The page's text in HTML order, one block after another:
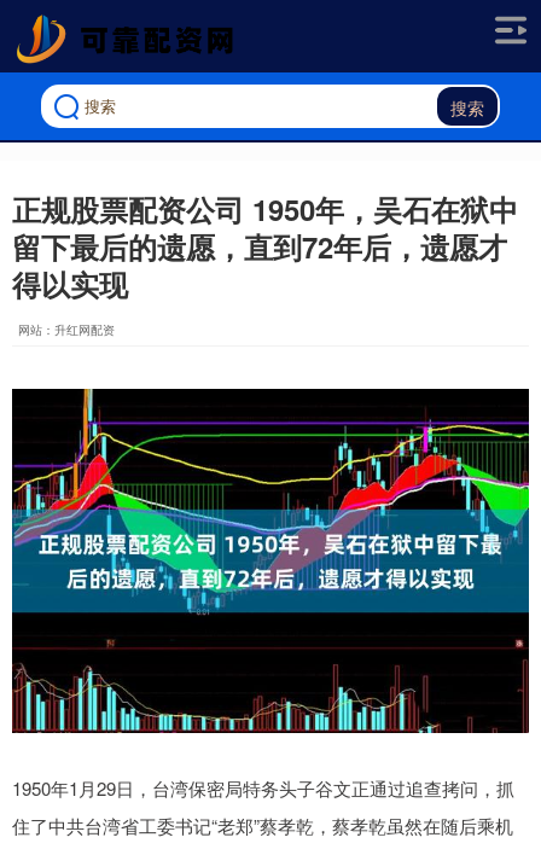
搜索
正规股票配资公司 1950年，吴石在狱中
留下最后的遗愿，直到72年后，遗愿才
得以实现
网站：升红网配资
1950年1月29日，台湾保密局特务头子谷文正通过追查拷问，抓
住了中共台湾省工委书记“老郑”蔡孝乾，蔡孝乾虽然在随后乘机